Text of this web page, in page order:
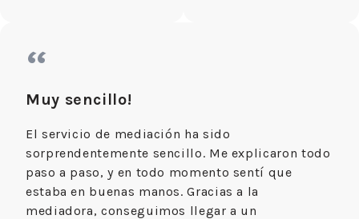
“
Muy sencillo!
El servicio de mediación ha sido
sorprendentemente sencillo. Me explicaron todo
paso a paso, y en todo momento sentí que
estaba en buenas manos. Gracias a la
mediadora, conseguimos llegar a un